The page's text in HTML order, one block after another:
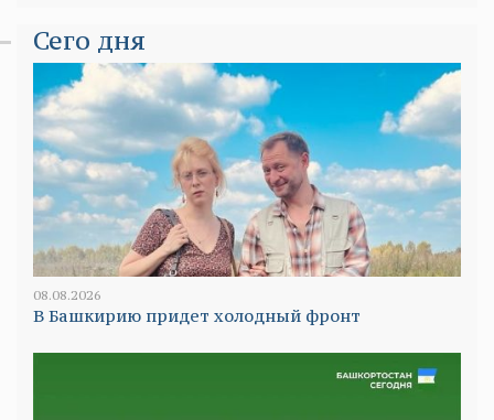
Сего дня
08.08.2026
В Башкирию придет холодный фронт